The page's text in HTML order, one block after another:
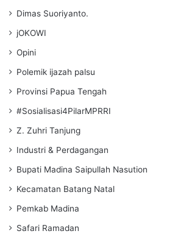
Dimas Suoriyanto.
jOKOWI
Opini
Polemik ijazah palsu
Provinsi Papua Tengah
#Sosialisasi4PilarMPRRI
Z. Zuhri Tanjung
Industri & Perdagangan
Bupati Madina Saipullah Nasution
Kecamatan Batang Natal
Pemkab Madina
Safari Ramadan